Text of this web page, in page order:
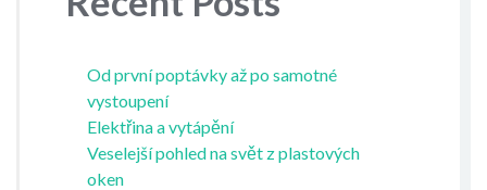
Od první poptávky až po samotné
vystoupení
Elektřina a vytápění
Veselejší pohled na svět z plastových
oken